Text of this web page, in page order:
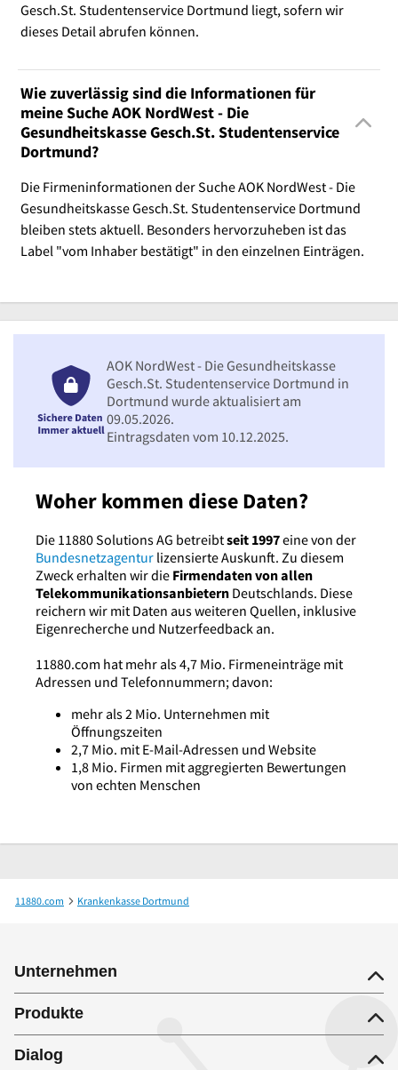
Gesch.St. Studentenservice Dortmund liegt, sofern wir
dieses Detail abrufen können.
Wie zuverlässig sind die Informationen für
meine Suche AOK NordWest - Die
Gesundheitskasse Gesch.St. Studentenservice
Dortmund?
Die Firmeninformationen der Suche AOK NordWest - Die
Gesundheitskasse Gesch.St. Studentenservice Dortmund
bleiben stets aktuell. Besonders hervorzuheben ist das
Label "vom Inhaber bestätigt" in den einzelnen Einträgen.
Woher kommen diese Daten?
Die 11880 Solutions AG betreibtseit 1997eine von der
Bundesnetzagentur lizensierte Auskunft. Zu diesem
Zweck erhalten wir die Firmendaten von allen
Telekommunikationsanbietern Deutschlands. Diese
reichern wir mit Daten aus weiteren Quellen, inklusive
Eigenrecherche und Nutzerfeedback an.
11880.com hat mehr als 4,7 Mio. Firmeneinträge mit
Adressen und Telefonnummern; davon:
mehr als 2 Mio. Unternehmen mit
Öffnungszeiten
2,7 Mio. mit E-Mail-Adressen und Website
1,8 Mio. Firmen mit aggregierten Bewertungen
von echten Menschen
AOK NordWest - Die Gesundheitskasse
Gesch.St. Studentenservice Dortmund in
Dortmund wurde aktualisiert am
09.05.2026.
Eintragsdaten vom 10.12.2025.
11880.com
Krankenkasse Dortmund
Unternehmen
Produkte
Dialog